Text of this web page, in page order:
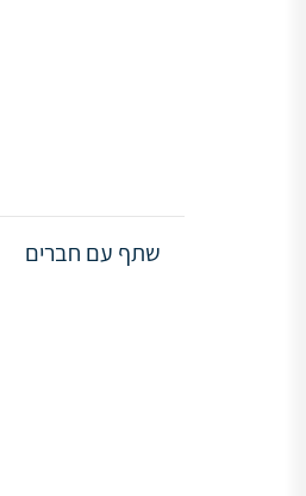
שתף עם חברים